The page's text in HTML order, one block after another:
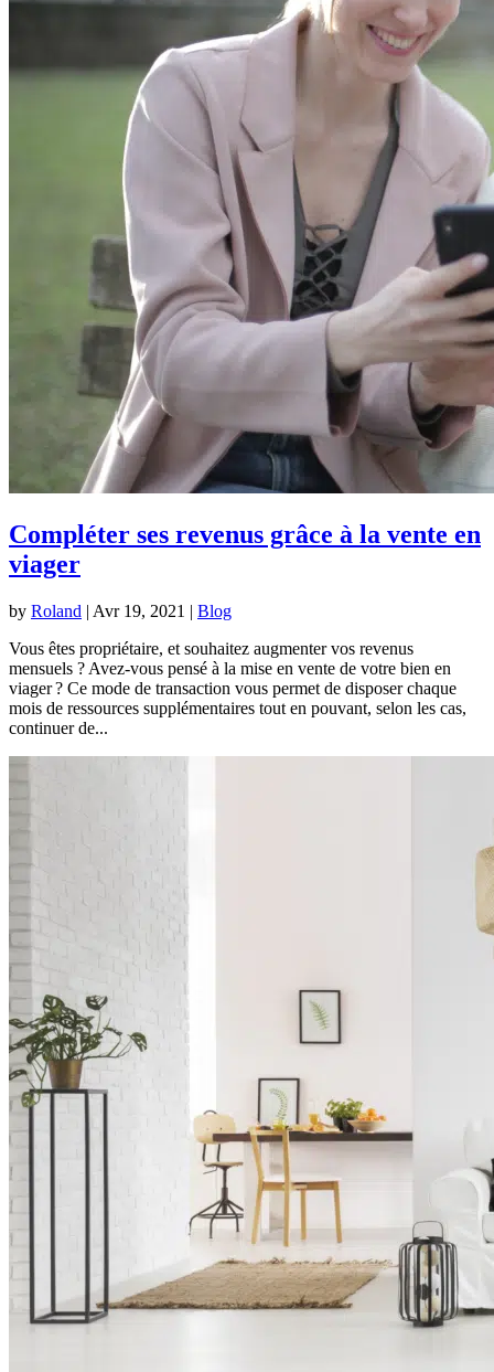
Compléter ses revenus grâce à la vente en
viager
by Roland | Avr 19, 2021 | Blog
Vous êtes propriétaire, et souhaitez augmenter vos revenus
mensuels ? Avez-vous pensé à la mise en vente de votre bien en
viager ? Ce mode de transaction vous permet de disposer chaque
mois de ressources supplémentaires tout en pouvant, selon les cas,
continuer de...